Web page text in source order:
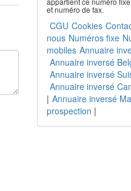
et numéro de fax.
CGU Cookies
nous Numéros fixe
mobiles Annuaire
Annuaire inversé
Annuaire inversé
Annuaire inversé
| Annuaire inversé
prospection |